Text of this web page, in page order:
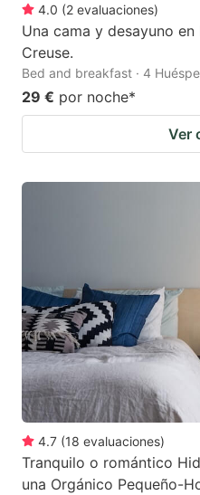
4.0 (2 evaluaciones)
Una cama y desayuno
Creuse.
Bed and breakfast · 4
29 € por noche*
Ver
4.7 (18 evaluaciones)
Tranquilo o romántico
una Orgánico Pequeño-